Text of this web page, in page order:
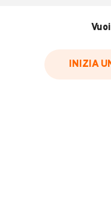
-Si valutano permute
ACCESSORI:
-Borse laterali in
INIZIA